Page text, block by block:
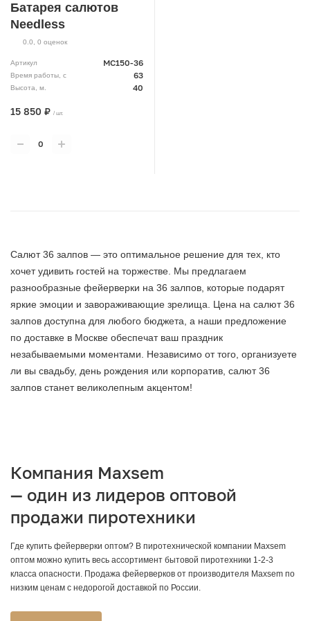
Батарея салютов
Needless
0.0 0 оценок
Артикул MC150-36
Время работы, с 63
Высота, м. 40
15 850 ₽ / шт.
Салют 36 залпов — это оптимальное решение для тех, кто
хочет удивить гостей на торжестве. Мы предлагаем
разнообразные фейерверки на 36 залпов, которые подарят
яркие эмоции и завораживающие зрелища. Цена на салют 36
залпов доступна для любого бюджета, а наши предложение
по доставке в Москве обеспечат ваш праздник
незабываемыми моментами. Независимо от того, организуете
ли вы свадьбу, день рождения или корпоратив, салют 36
залпов станет великолепным акцентом!
Компания Maxsem
— один из лидеров оптовой
продажи пиротехники
Где купить фейерверки оптом? В пиротехнической компании Maxsem
оптом можно купить весь ассортимент бытовой пиротехники 1-2-3
класса опасности. Продажа фейерверков от производителя Maxsem по
низким ценам с недорогой доставкой по России.